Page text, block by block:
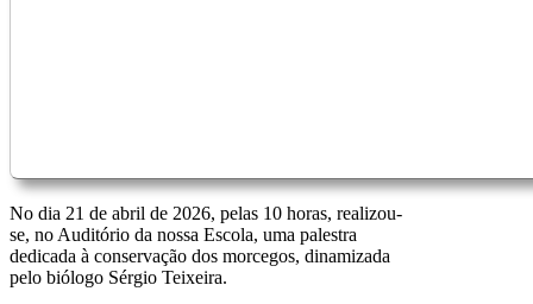
No dia 21 de abril de 2026, pelas 10 horas, realizou-
se, no Auditório da nossa Escola, uma palestra
dedicada à conservação dos morcegos, dinamizada
pelo biólogo Sérgio Teixeira.